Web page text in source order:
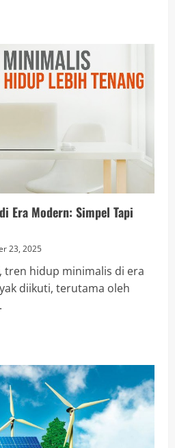
Era Modern: Simpel Tapi
23, 2025
tren hidup minimalis di era
diikuti, terutama oleh